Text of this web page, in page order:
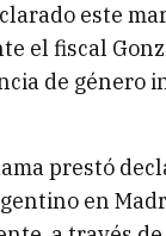
este
el fiscal
de género
prestó
en